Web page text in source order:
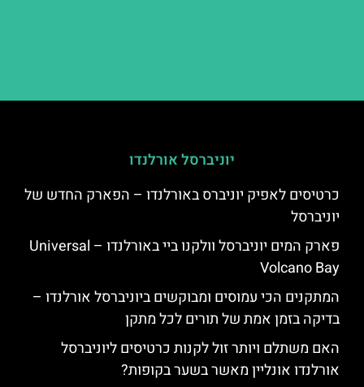
יוניברסל אורלנדו
כרטיסים לאפיק יוניברס באורלנדו – הפארק החדש של
יוניברסל
פארק המים יוניברסל וולקנו ביי באורלנדו – Universal
Volcano Bay
המתקנים הכי עמוסים ומבוקשים ביוניברסל אורלנדו –
בדיקה בזמן אמת של תורים לכל מתקן
האם משתלם ויותר זול לקנות כרטיסים ליוניברסל
אורלנדו אונליין מאשר בשער בקופות?